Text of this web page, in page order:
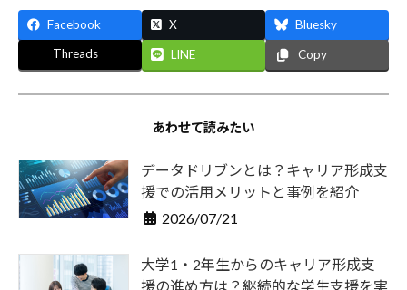
Facebook X
Bluesky
Threads
LINE Copy
あわせて読みたい
データドリブンとは？キャリア形成支
援での活用メリットと事例を紹介
2026/07/21
大学1・2年生からのキャリア形成支
援の進め方は？継続的な学生支援を実